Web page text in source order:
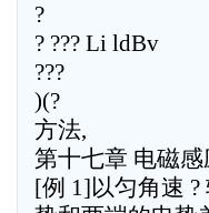
?
? ??? Li ldBv
???
)(?
方法,
第十七章 电磁感
[例 1]以匀角速 ?